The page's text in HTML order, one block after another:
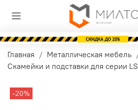
Главная Металлическая мебель
Скамейки и подставки для серии LS
-20%